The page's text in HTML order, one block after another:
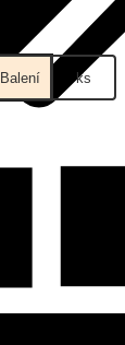
Balení ks